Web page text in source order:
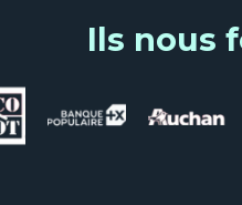
Ils nous